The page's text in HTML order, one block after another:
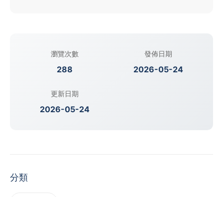
瀏覽次數
288
發佈日期
2026-05-24
更新日期
2026-05-24
分類